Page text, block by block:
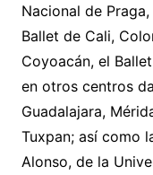
Nacional de
Ballet de Cali,
Coyoacán, el
en otros centros
Guadalajara,
Tuxpan; así como
Alonso, de la